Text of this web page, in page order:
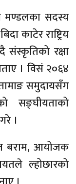
मण्डलका सदस्य
काटेर राष्ट्रिय
संस्कृतिको रक्षा
। विसं २०६४
समुदायसँग
सङ्घीयताको
।
बराम, आयोजक
ल्होछारको